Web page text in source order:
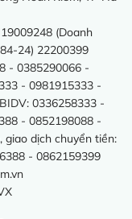
(Doanh
24) 22200399
- 0385290066 -
- 0981915333 -
0336258333 -
- 0852198088 -
giao dịch chuyển tiền:
- 0862159399